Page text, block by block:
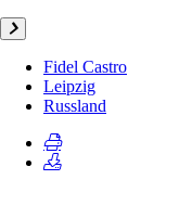
Fidel Castro
Leipzig
Russland